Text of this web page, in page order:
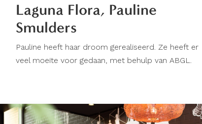
Laguna Flora, Pauline
Smulders
Pauline heeft haar droom gerealiseerd. Ze heeft er
veel moeite voor gedaan, met behulp van ABGL.